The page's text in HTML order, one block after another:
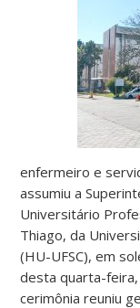
enfermeiro e
assumiu a
Universitário
Thiago, da
(HU-UFSC), em
desta quarta-
cerimônia reuniu